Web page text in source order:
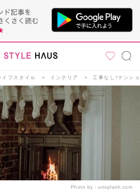
イフスタイル インテリア 工事なし!マンシ
Photo by： unsplash.com